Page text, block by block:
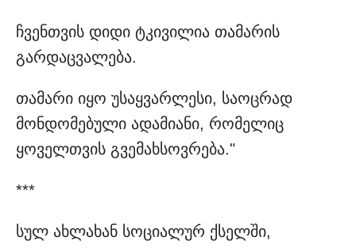
ჩვენთვის დიდი ტკივილია თამარის
გარდაცვალება.
თამარი იყო უსაყვარლესი, საოცრად
მონდომებული ადამიანი, რომელიც
ყოველთვის გვემახსოვრება."
***
სულ ახლახან სოციალურ ქსელში,